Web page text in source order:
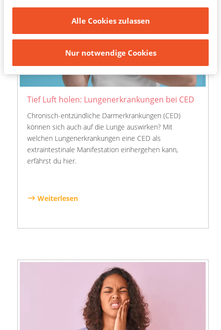
Einwilligungen zu widerrufen oder Ihre Einstellungen
Alle Cookies zulassen
Nur notwendige Cookies
Tief Luft holen: Lungenerkrankungen bei CED
Chronisch-entzündliche Darmerkrankungen (CED)
können sich auch auf die Lunge auswirken? Mit
welchen Lungenerkrankungen eine CED als
extraintestinale Manifestation einhergehen kann,
erfährst du hier.
Weiterlesen